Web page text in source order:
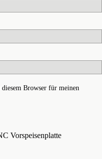
Browser für meinen
Vorspeisenplatte